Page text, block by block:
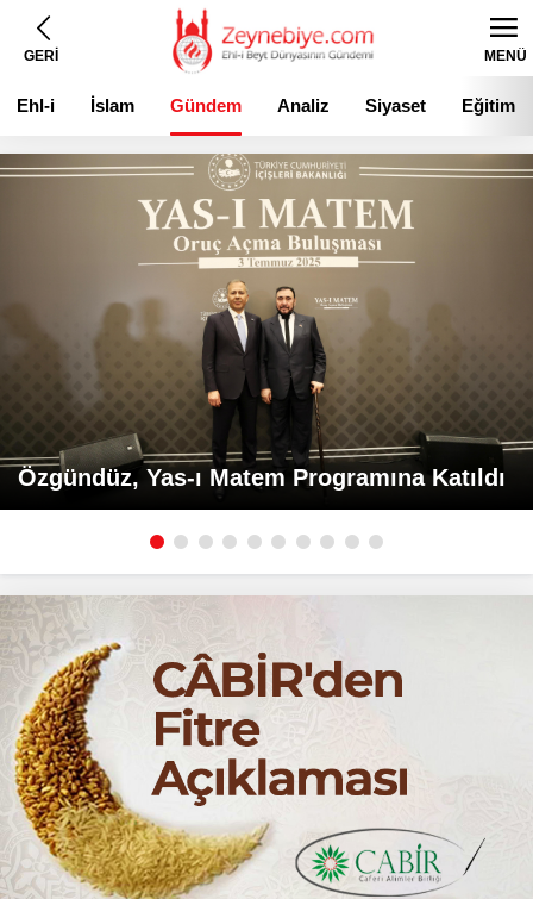
GERİ MENÜ
Ehl-i
Beyt
İslam Gündem Analiz Siyaset Eğitim
Özgündüz, Yas-ı Matem Programına Katıldı